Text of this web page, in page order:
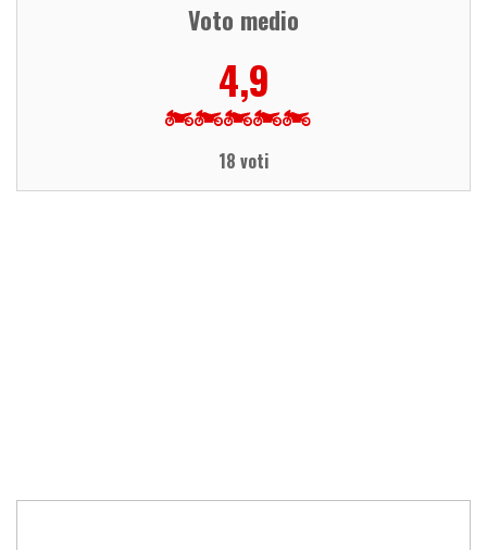
Voto medio
4,9
18 voti